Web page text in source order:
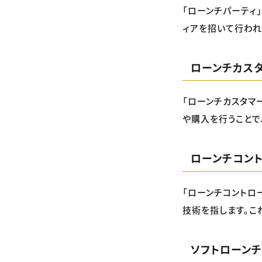
「ローンチパーテ
ィアを招いて行わ
ローンチカス
「ローンチカスタ
や購入を行うこと
ローンチコン
「ローンチコント
技術を指します。こ
ソフトローンチ